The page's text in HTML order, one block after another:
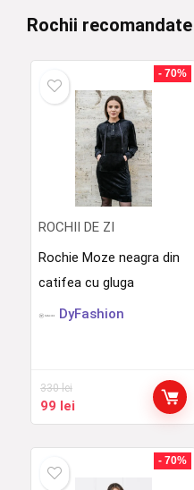
Rochii recomandate
- 70%
ROCHII DE ZI
Rochie Moze neagra din
catifea cu gluga
DyFashion
330lei
Prețul
inițial
330 lei.
99 leiPrețul
curent
- 70%